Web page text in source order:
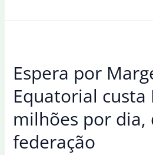
que
Justiça
diz
que
não
Espera por
Equatorial custa
milhões por dia,
federação